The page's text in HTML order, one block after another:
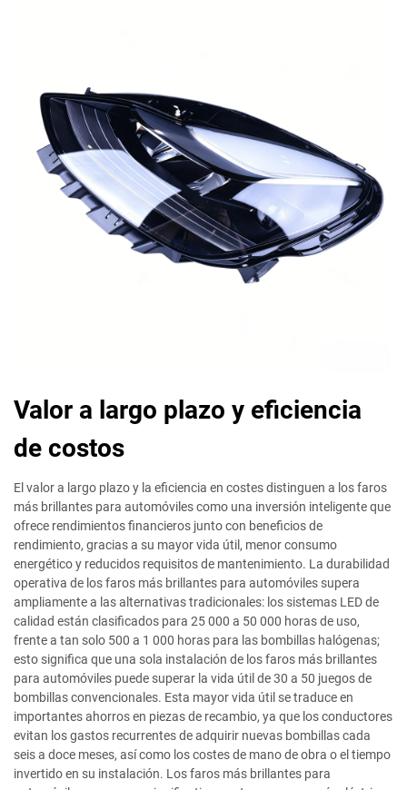
Valor a largo plazo y eficiencia
de costos
El valor a largo plazo y la eficiencia en costes distinguen a los faros
más brillantes para automóviles como una inversión inteligente que
ofrece rendimientos financieros junto con beneficios de
rendimiento, gracias a su mayor vida útil, menor consumo
energético y reducidos requisitos de mantenimiento. La durabilidad
operativa de los faros más brillantes para automóviles supera
ampliamente a las alternativas tradicionales: los sistemas LED de
calidad están clasificados para 25 000 a 50 000 horas de uso,
frente a tan solo 500 a 1 000 horas para las bombillas halógenas;
esto significa que una sola instalación de los faros más brillantes
para automóviles puede superar la vida útil de 30 a 50 juegos de
bombillas convencionales. Esta mayor vida útil se traduce en
importantes ahorros en piezas de recambio, ya que los conductores
evitan los gastos recurrentes de adquirir nuevas bombillas cada
seis a doce meses, así como los costes de mano de obra o el tiempo
invertido en su instalación. Los faros más brillantes para